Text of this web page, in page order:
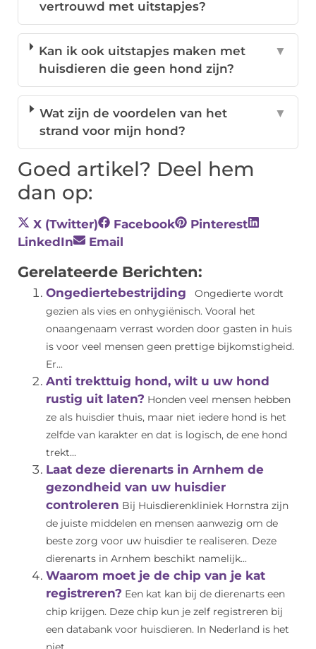
vertrouwd met uitstapjes?
Kan ik ook uitstapjes maken met
huisdieren die geen hond zijn?
▼
Wat zijn de voordelen van het
strand voor mijn hond?
▼
Goed artikel? Deel hem
dan op:
X (Twitter) Facebook
Pinterest
LinkedIn
Email
Gerelateerde Berichten:
Ongediertebestrijding
Ongedierte wordt
gezien als vies en onhygiënisch. Vooral het
onaangenaam verrast worden door gasten in huis
is voor veel mensen geen prettige bijkomstigheid.
Er...
Anti trekttuig hond, wilt u uw hond
rustig uit laten? Honden veel mensen hebben
ze als huisdier thuis, maar niet iedere hond is het
zelfde van karakter en dat is logisch, de ene hond
trekt...
Laat deze dierenarts in Arnhem de
gezondheid van uw huisdier
controleren Bij Huisdierenkliniek Hornstra zijn
de juiste middelen en mensen aanwezig om de
beste zorg voor uw huisdier te realiseren. Deze
dierenarts in Arnhem beschikt namelijk...
Waarom moet je de chip van je kat
registreren? Een kat kan bij de dierenarts een
chip krijgen. Deze chip kun je zelf registreren bij
een databank voor huisdieren. In Nederland is het